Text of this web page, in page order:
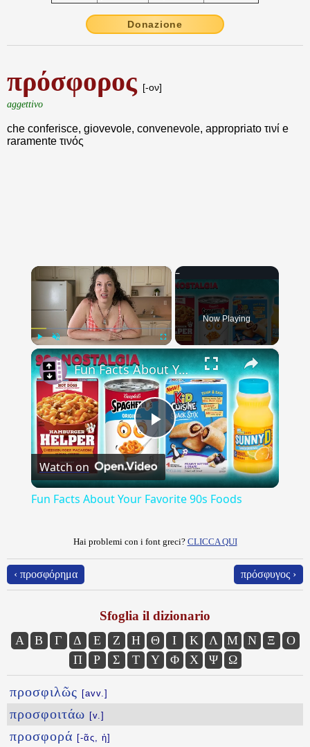
Donazione
πρόσφορος [-ον]
aggettivo
che conferisce, giovevole, convenevole, appropriato τινί e
raramente τινός
×
Play Unmute
Now Playing
×
Play
Video
Fun Facts About Your Favorite 90s Foods
Watch on
Fun Facts About Your Favorite 90s Foods
Hai problemi con i font greci? CLICCA QUI
‹ προσφόρημα πρόσφυγος ›
Sfoglia il dizionario
Α Β Γ Δ Ε Ζ Η Θ Ι Κ Λ Μ Ν Ξ
Ο
Π
Ρ Σ Τ Υ Φ Χ Ψ Ω
προσφιλῶς [avv.]
προσφοιτάω [v.]
προσφορά [-ᾶς, ἡ]